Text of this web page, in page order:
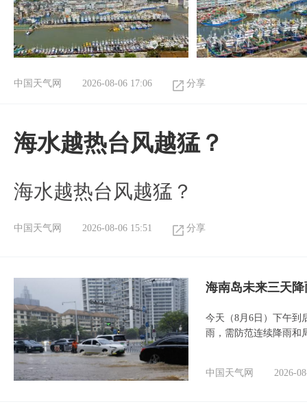
中国天气网 2026-08-06 17:06 分享
海水越热台风越猛？
海水越热台风越猛？
中国天气网 2026-08-06 15:51 分享
海南岛未来三天
今天（8月6日）下午到
雨，需防范连续降雨和
中国天气网 2026-